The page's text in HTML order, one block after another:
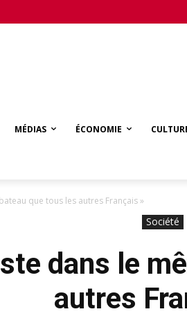
MÉDIAS ÉCONOMIE
que tous les autres Français »
Société
dans le
autres